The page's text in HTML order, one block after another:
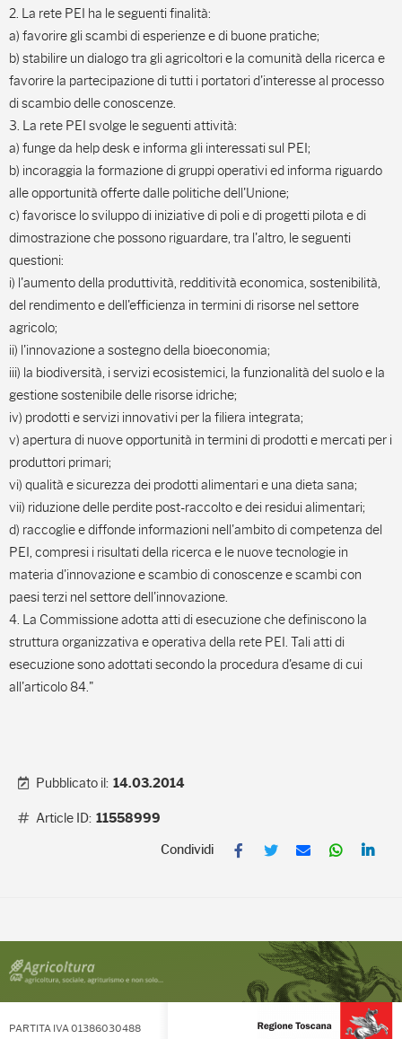
2. La rete PEI ha le seguenti finalità:
a) favorire gli scambi di esperienze e di buone pratiche;
b) stabilire un dialogo tra gli agricoltori e la comunità della ricerca e
favorire la partecipazione di tutti i portatori d'interesse al processo
di scambio delle conoscenze.
3. La rete PEI svolge le seguenti attività:
a) funge da help desk e informa gli interessati sul PEI;
b) incoraggia la formazione di gruppi operativi ed informa riguardo
alle opportunità offerte dalle politiche dell'Unione;
c) favorisce lo sviluppo di iniziative di poli e di progetti pilota e di
dimostrazione che possono riguardare, tra l'altro, le seguenti
questioni:
i) l'aumento della produttività, redditività economica, sostenibilità,
del rendimento e dell'efficienza in termini di risorse nel settore
agricolo;
ii) l'innovazione a sostegno della bioeconomia;
iii) la biodiversità, i servizi ecosistemici, la funzionalità del suolo e la
gestione sostenibile delle risorse idriche;
iv) prodotti e servizi innovativi per la filiera integrata;
v) apertura di nuove opportunità in termini di prodotti e mercati per i
produttori primari;
vi) qualità e sicurezza dei prodotti alimentari e una dieta sana;
vii) riduzione delle perdite post-raccolto e dei residui alimentari;
d) raccoglie e diffonde informazioni nell'ambito di competenza del
PEI, compresi i risultati della ricerca e le nuove tecnologie in
materia d'innovazione e scambio di conoscenze e scambi con
paesi terzi nel settore dell'innovazione.
4. La Commissione adotta atti di esecuzione che definiscono la
struttura organizzativa e operativa della rete PEI. Tali atti di
esecuzione sono adottati secondo la procedura d'esame di cui
all'articolo 84."
Pubblicato il: 14.03.2014
Article ID: 11558999
k
w
m
W
p
n
PARTITA IVA 01386030488